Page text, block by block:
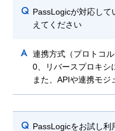
Q PassLogicが対応して
えてください
A 連携方式（プロトコ
0、リバースプロキシ
また、APIや連携モジ
Q PassLogicをお試し利